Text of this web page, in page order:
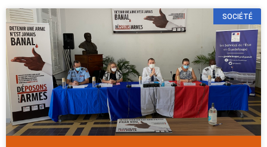
SOCIÉTÉ